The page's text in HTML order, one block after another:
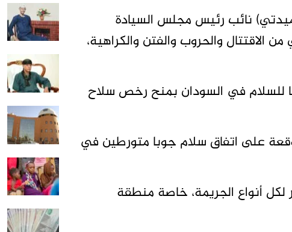
نائب رئيس مجلس السيادة
الاقتتال والحروب والفتن والكراهية،
للسلام في السودان بمنح رخص سلاح
على اتفاق سلام جوبا متورطين في
لكل أنواع الجريمة، خاصة منطقة